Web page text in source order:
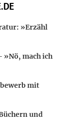
»Erzähl
»Nö, mach ich
mit
und